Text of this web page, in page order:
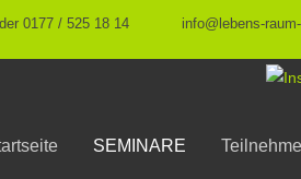
0177 / 525 18 14 info@lebens-
SEMINARE